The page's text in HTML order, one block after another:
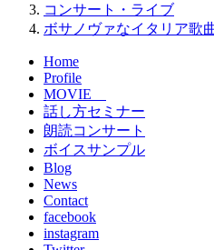
コンサート・ライブ
ボサノヴァなイタリア歌
Home
Profile
MOVIE
話し方セミナー
朗読コンサート
ボイスサンプル
Blog
News
Contact
facebook
instagram